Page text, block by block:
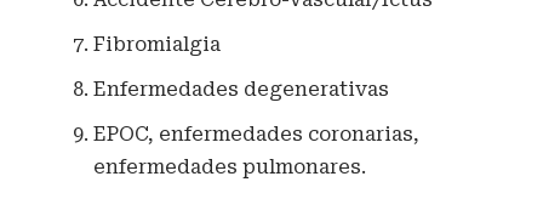
Fibromialgia
Enfermedades degenerativas
EPOC, enfermedades coronarias,
enfermedades pulmonares.